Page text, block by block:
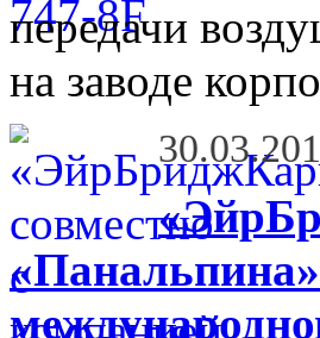
передачи
на заводе